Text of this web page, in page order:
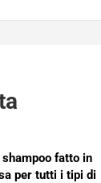
shampoo fatto in
per tutti i tipi di